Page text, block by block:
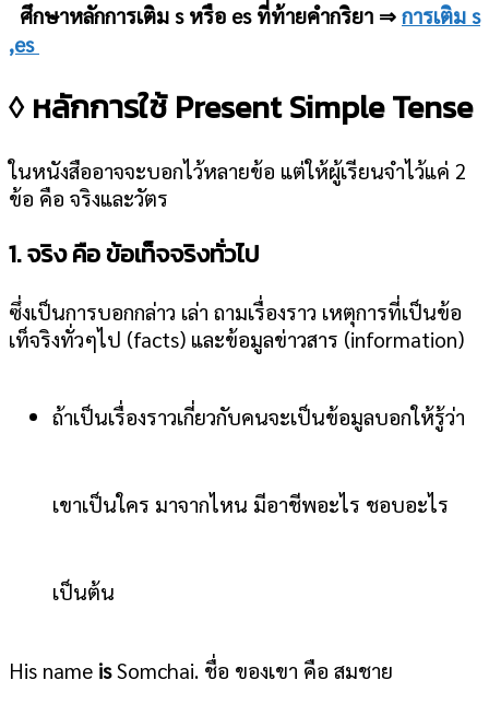
ศึกษาหลักการเติม s หรือ es ที่ท้ายคำกริยา ⇒ การเติม s
,es
◊ หลักการใช้ Present Simple Tense
ในหนังสืออาจจะบอกไว้หลายข้อ แต่ให้ผู้เรียนจำไว้แค่ 2
ข้อ คือ จริงและวัตร
1. จริง คือ ข้อเท็จจริงทั่วไป
ซึ่งเป็นการบอกกล่าว เล่า ถามเรื่องราว เหตุการที่เป็นข้อ
เท็จริงทั่วๆไป (facts) และข้อมูลข่าวสาร (information)
ถ้าเป็นเรื่องราวเกี่ยวกับคนจะเป็นข้อมูลบอกให้รู้ว่า
เขาเป็นใคร มาจากไหน มีอาชีพอะไร ชอบอะไร
เป็นต้น
His name isSomchai. ชื่อ ของเขา คือ สมชาย